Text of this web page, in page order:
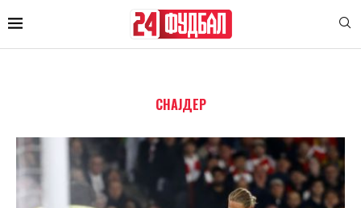
СНАЈДЕР